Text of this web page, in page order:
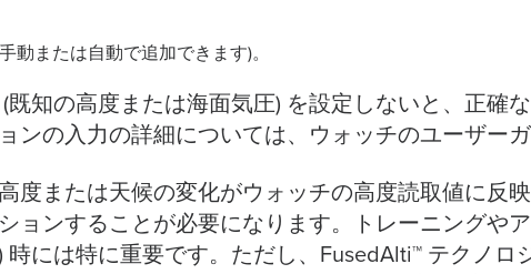
動または自動で追加できます)。
既知の高度または海面気圧) を設定しないと、正確
ンの入力の詳細については、ウォッチのユーザー
度または天候の変化がウォッチの高度読取値に反
ョンすることが必要になります。トレーニングや
時には特に重要です。ただし、FusedAlti™ テクノロ